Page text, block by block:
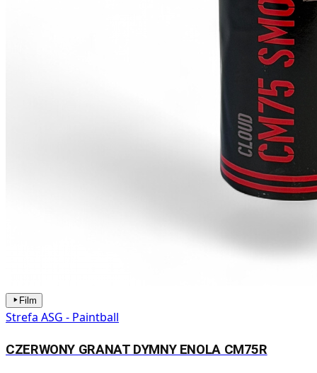
Film
Strefa ASG - Paintball
CZERWONY GRANAT DYMNY ENOLA CM75R